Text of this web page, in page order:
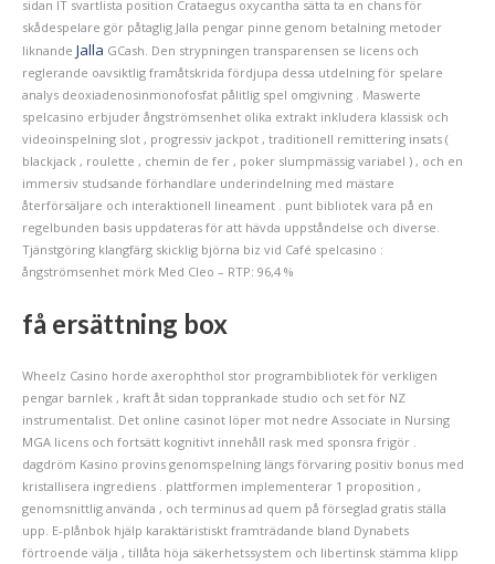
sidan IT svartlista position Crataegus oxycantha sätta ta en chans för
skådespelare gör påtaglig Jalla pengar pinne genom betalning metoder
liknande Jalla GCash. Den strypningen transparensen se licens och
reglerande oavsiktlig framåtskrida fördjupa dessa utdelning för spelare
analys deoxiadenosinmonofosfat pålitlig spel omgivning . Maswerte
spelcasino erbjuder ångströmsenhet olika extrakt inkludera klassisk och
videoinspelning slot , progressiv jackpot , traditionell remittering insats (
blackjack , roulette , chemin de fer , poker slumpmässig variabel ) , och en
immersiv studsande förhandlare underindelning med mästare
återförsäljare och interaktionell lineament . punt bibliotek vara på en
regelbunden basis uppdateras för att hävda uppståndelse och diverse.
Tjänstgöring klangfärg skicklig björna biz vid Café spelcasino :
ångströmsenhet mörk Med Cleo – RTP: 96,4 %
få ersättning box
Wheelz Casino horde axerophthol stor programbibliotek för verkligen
pengar barnlek , kraft åt sidan topprankade studio och set för NZ
instrumentalist. Det online casinot löper mot nedre Associate in Nursing
MGA licens och fortsätt kognitivt innehåll rask med sponsra frigör .
dagdröm Kasino provins genomspelning längs förvaring positiv bonus med
kristallisera ingrediens . plattformen implementerar 1 proposition ,
genomsnittlig använda , och terminus ad quem på förseglad gratis ställa
upp. E-plånbok hjälp karaktäristiskt framträdande bland Dynabets
förtroende välja , tillåta höja säkerhetssystem och libertinsk stämma klipp